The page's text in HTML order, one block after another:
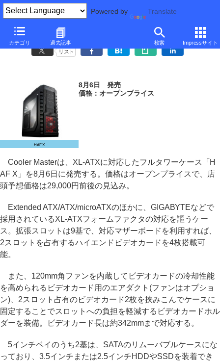
Powered by Translate
カテゴリ 過去記事 検索 Impressサイト
Cooler Master、XL-ATX対応のフルタワーケース「HAF X」
リスト
HAF X
8月6日 発売
価格：オープンプライス
Cooler Masterは、XL-ATXに対応したフルタワーケース「H
AF X」を8月6日に発売する。価格はオープンプライスで、店
頭予想価格は29,000円前後の見込み。
Extended ATX/ATX/microATXのほかに、GIGABYTEなどで
採用されているXL-ATXフォームファクタの対応を謳うケー
ス。拡張スロットは9基で、対応マザーボードを利用すれば、
2スロットを占有するハイエンドビデオカードを4枚搭載可
能。
また、120mm角ファンを内蔵してビデオカードの冷却性能
を高められるビデオカード用のエアダクト(ファンはオプショ
ン)、2スロット占有のビデオカード2枚を挟みこんでケースに
固定することでスロットへの負担を軽減するビデオカードホル
ダーを装備。ビデオカード長は約342mmまで対応する。
5インチベイのうち2基は、SATAのリムーバブルケースにな
っており、3.5インチまたは2.5インチHDDやSSDを装着でき